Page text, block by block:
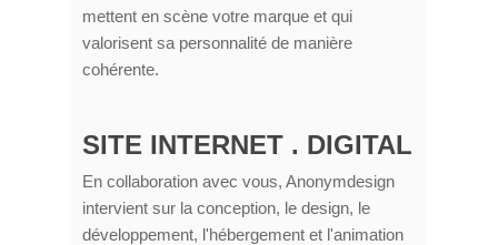
mettent en scène votre marque et qui
valorisent sa personnalité de manière
cohérente.
SITE INTERNET . DIGITAL
En collaboration avec vous, Anonymdesign
intervient sur la conception, le design, le
développement, l'hébergement et l'animation